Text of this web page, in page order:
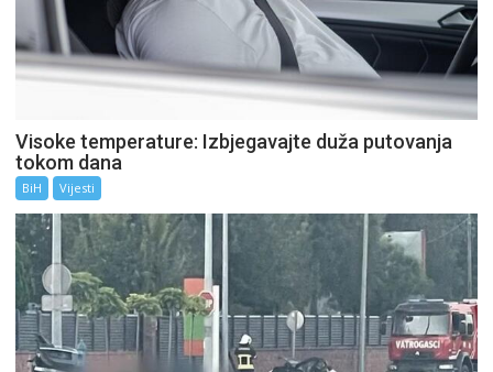
Visoke temperature: Izbjegavajte duža putovanja
tokom dana
BiH Vijesti